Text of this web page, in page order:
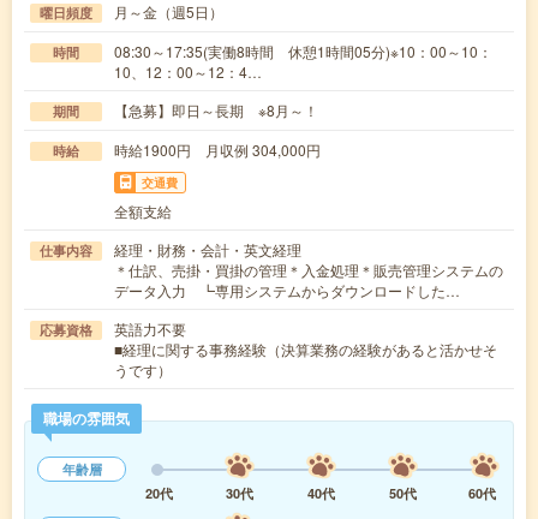
曜日頻度 月～金（週5日）
時間
08:30～17:35(実働8時間 休憩1時間05分)※10：00～10：
10、12：00～12：4…
期間 【急募】即日～長期 ※8月～！
時給 時給1900円 月収例 304,000円
交通費
全額支給
仕事内容
経理・財務・会計・英文経理
＊仕訳、売掛・買掛の管理＊入金処理＊販売管理システムの
データ入力 ┗専用システムからダウンロードした…
応募資格
英語力不要
■経理に関する事務経験（決算業務の経験があると活かせそ
うです）
職場の雰囲気
年齢層
20代
30代 40代 50代
60代